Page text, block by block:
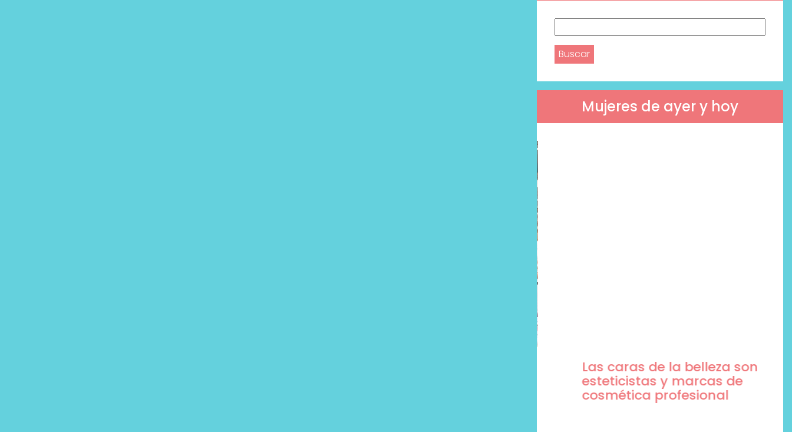
Mujeres de ayer y hoy
Las caras de la belleza son
esteticistas y marcas de
cosmética profesional